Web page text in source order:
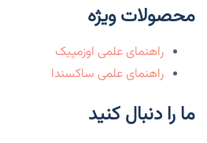
محصولات ویژه
راهنمای علمی اوزمپیک
راهنمای علمی ساکسندا
ما را دنبال کنید